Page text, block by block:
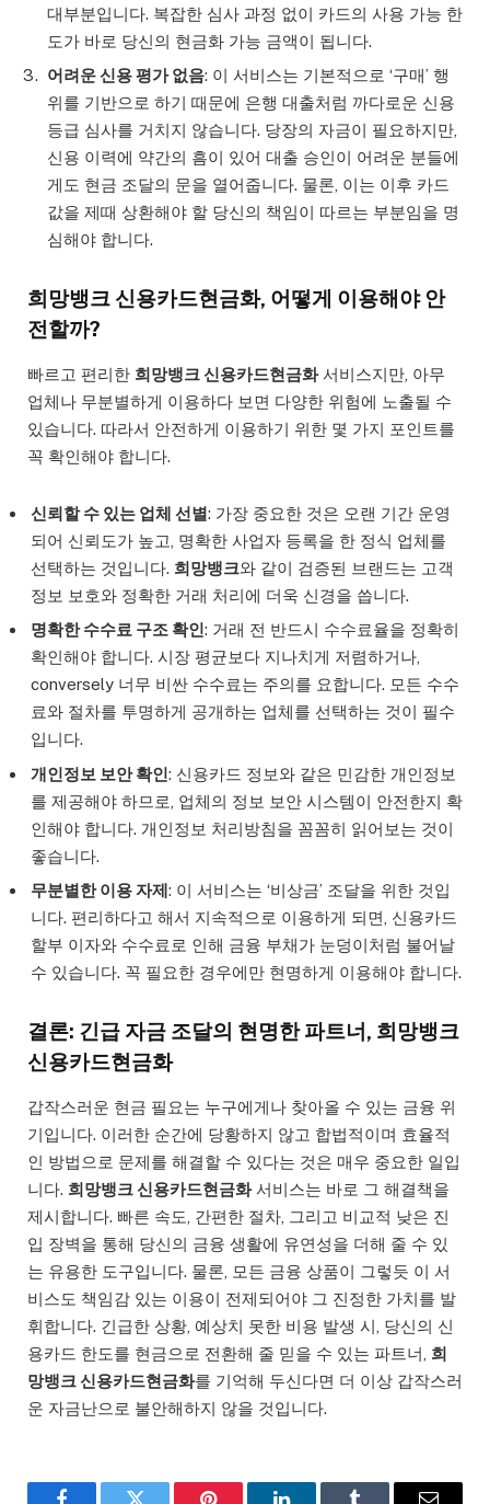
대부분입니다. 복잡한 심사 과정 없이 카드의 사용 가능 한
도가 바로 당신의 현금화 가능 금액이 됩니다.
어려운 신용 평가 없음: 이 서비스는 기본적으로 ‘구매’ 행
위를 기반으로 하기 때문에 은행 대출처럼 까다로운 신용
등급 심사를 거치지 않습니다. 당장의 자금이 필요하지만,
신용 이력에 약간의 흠이 있어 대출 승인이 어려운 분들에
게도 현금 조달의 문을 열어줍니다. 물론, 이는 이후 카드
값을 제때 상환해야 할 당신의 책임이 따르는 부분임을 명
심해야 합니다.
희망뱅크 신용카드현금화, 어떻게 이용해야 안
전할까?
빠르고 편리한 희망뱅크 신용카드현금화서비스지만, 아무
업체나 무분별하게 이용하다 보면 다양한 위험에 노출될 수
있습니다. 따라서 안전하게 이용하기 위한 몇 가지 포인트를
꼭 확인해야 합니다.
신뢰할 수 있는 업체 선별: 가장 중요한 것은 오랜 기간 운영
되어 신뢰도가 높고, 명확한 사업자 등록을 한 정식 업체를
선택하는 것입니다. 희망뱅크와 같이 검증된 브랜드는 고객
정보 보호와 정확한 거래 처리에 더욱 신경을 씁니다.
명확한 수수료 구조 확인: 거래 전 반드시 수수료율을 정확히
확인해야 합니다. 시장 평균보다 지나치게 저렴하거나,
conversely 너무 비싼 수수료는 주의를 요합니다. 모든 수수
료와 절차를 투명하게 공개하는 업체를 선택하는 것이 필수
입니다.
개인정보 보안 확인: 신용카드 정보와 같은 민감한 개인정보
를 제공해야 하므로, 업체의 정보 보안 시스템이 안전한지 확
인해야 합니다. 개인정보 처리방침을 꼼꼼히 읽어보는 것이
좋습니다.
무분별한 이용 자제: 이 서비스는 ‘비상금’ 조달을 위한 것입
니다. 편리하다고 해서 지속적으로 이용하게 되면, 신용카드
할부 이자와 수수료로 인해 금융 부채가 눈덩이처럼 불어날
수 있습니다. 꼭 필요한 경우에만 현명하게 이용해야 합니다.
결론: 긴급 자금 조달의 현명한 파트너, 희망뱅크
신용카드현금화
갑작스러운 현금 필요는 누구에게나 찾아올 수 있는 금융 위
기입니다. 이러한 순간에 당황하지 않고 합법적이며 효율적
인 방법으로 문제를 해결할 수 있다는 것은 매우 중요한 일입
니다. 희망뱅크 신용카드현금화서비스는 바로 그 해결책을
제시합니다. 빠른 속도, 간편한 절차, 그리고 비교적 낮은 진
입 장벽을 통해 당신의 금융 생활에 유연성을 더해 줄 수 있
는 유용한 도구입니다. 물론, 모든 금융 상품이 그렇듯 이 서
비스도 책임감 있는 이용이 전제되어야 그 진정한 가치를 발
휘합니다. 긴급한 상황, 예상치 못한 비용 발생 시, 당신의 신
용카드 한도를 현금으로 전환해 줄 믿을 수 있는 파트너, 희
망뱅크 신용카드현금화를 기억해 두신다면 더 이상 갑작스러
운 자금난으로 불안해하지 않을 것입니다.